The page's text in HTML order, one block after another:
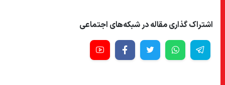
اشتراک گذاری مقاله در شبکه‌های اجتماعی